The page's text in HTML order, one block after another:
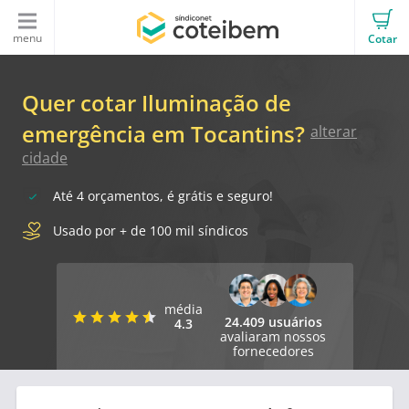
menu Cotar
Quer cotar Iluminação de
emergência em Tocantins? alterar
cidade
Até 4 orçamentos, é grátis e seguro!
Usado por + de 100 mil síndicos
média
4.3
24.409 usuários
avaliaram nossos
fornecedores